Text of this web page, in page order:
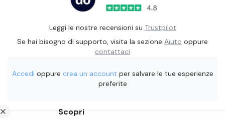
Leggi le nostre recensioni su Trustpilot
Se hai bisogno di supporto, visita la sezione Aiuto oppure
contattaci
Accedi oppure crea un account per salvare le tue esperienze
preferite
Scopri